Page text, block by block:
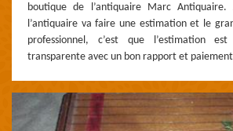
boutique de l’antiquaire Marc
l’antiquaire va faire une estimation et le
professionnel, c’est que l’estimation
transparente avec un bon rapport et